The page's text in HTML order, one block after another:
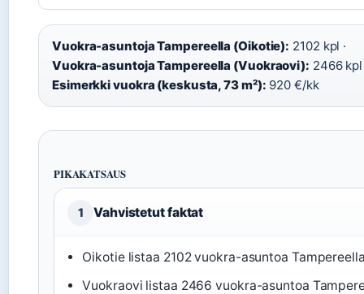
Vuokra-asuntoja Tampereella (Oikotie): 2102 kpl ·
Vuokra-asuntoja Tampereella (Vuokraovi): 2466 kpl
Esimerkki vuokra (keskusta, 73 m²): 920 €/kk
PIKAKATSAUS
1 Vahvistetut faktat
Oikotie listaa 2102 vuokra-asuntoa
Vuokraovi listaa 2466 vuokra-asuntoa